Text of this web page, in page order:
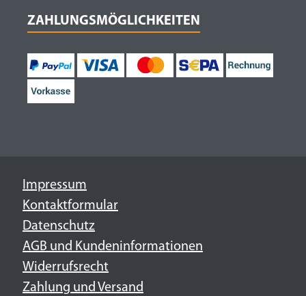
ZAHLUNGSMÖGLICHKEITEN
Impressum
Kontaktformular
Datenschutz
AGB und Kundeninformationen
Widerrufsrecht
Zahlung und Versand